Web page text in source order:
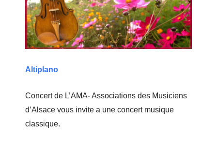
Altiplano
Concert de L’AMA- Associations des Musiciens
d’Alsace vous invite a une concert musique
classique.